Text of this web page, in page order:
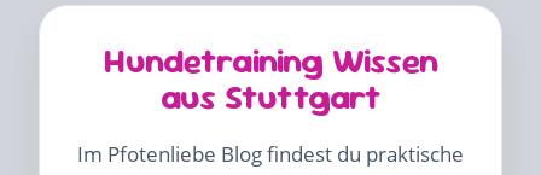
Hundetraining Wissen
aus Stuttgart
Im Pfotenliebe Blog findest du praktische